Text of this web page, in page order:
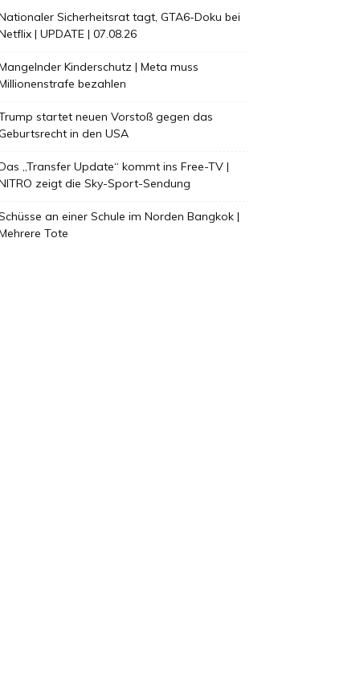
Sicherheitsrat tagt, GTA6-Doku bei
| UPDATE | 07.08.26
Kinderschutz | Meta muss
bezahlen
startet neuen Vorstoß gegen das
in den USA
„Transfer Update“ kommt ins Free-TV |
zeigt die Sky-Sport-Sendung
an einer Schule im Norden Bangkok |
Tote